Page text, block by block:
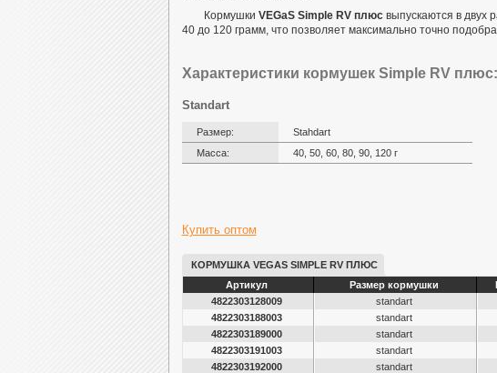
Кормушки VEGaS Simple RV плюс выпускаются в двух
40 до 120 грамм, что позволяет максимально точно
Характеристики кормушек Simple RV плюс:
Standart
Размер:
Stahdart
Масса:
40, 50, 60, 80, 90, 120 г
Купить оптом
КОРМУШКА VEGAS SIMPLE RV ПЛЮС
Артикул
Размер кормушки
4822303128009
standart
4822303188003
standart
4822303189000
standart
4822303191003
standart
4822303192000
standart